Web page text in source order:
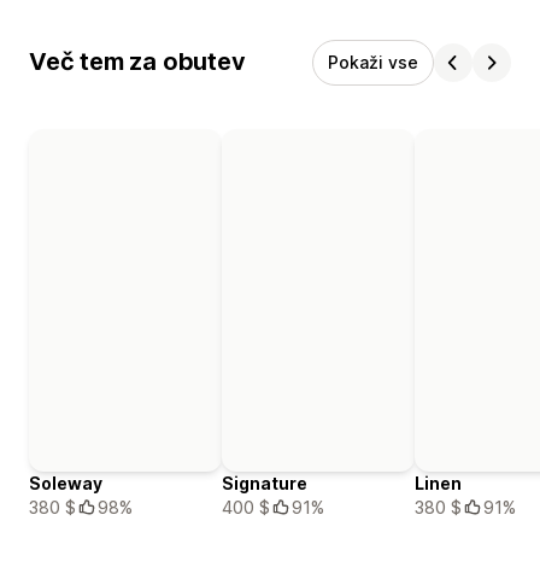
Več tem za obutev Pokaži vse
Soleway
380 $
98%
Signature
400 $
91%
Linen
380 $
91%